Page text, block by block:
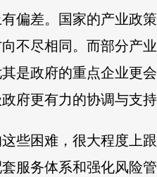
偏差。国家的产业政
不尽相同。而部分产
是政府的重点企业更
府更有力的协调与支持
些困难，很大程度上
服务体系和强化风险